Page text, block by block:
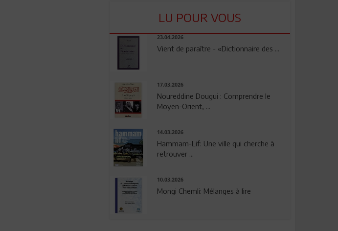
LU POUR VOUS
23.04.2026
Vient de paraître - «Dictionnaire des ...
17.03.2026
Noureddine Dougui : Comprendre le
Moyen-Orient, ...
14.03.2026
Hammam-Lif: Une ville qui cherche à
retrouver ...
10.03.2026
Mongi Chemli: Mélanges à lire